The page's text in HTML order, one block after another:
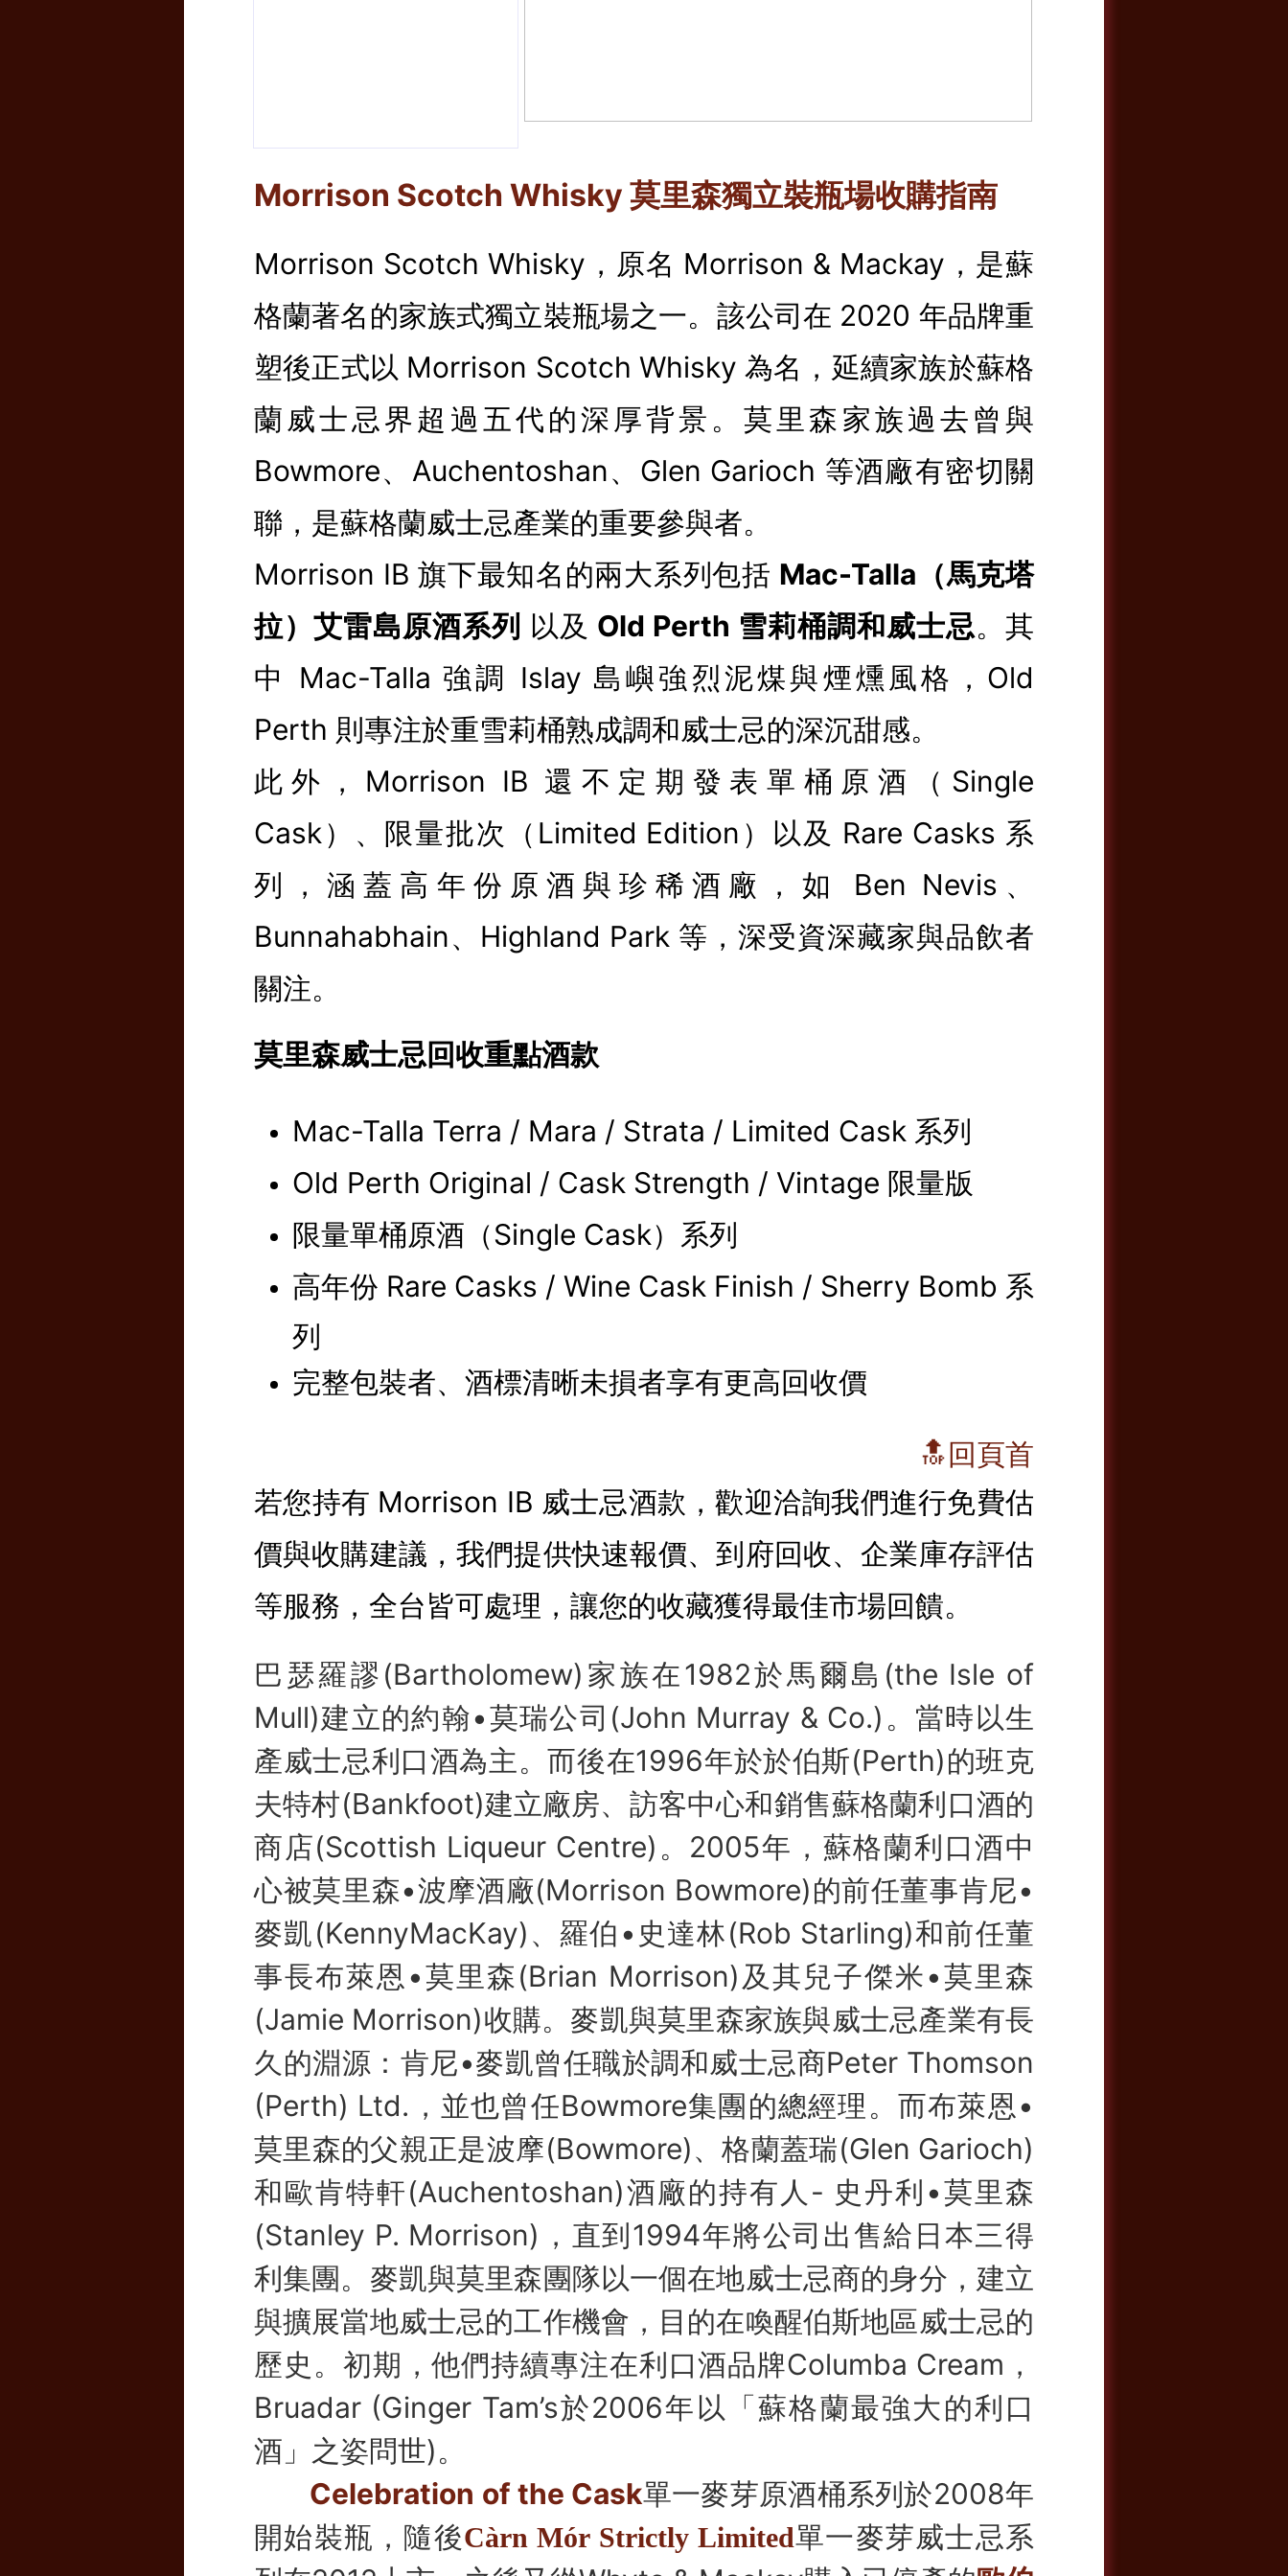
Morrison Scotch Whisky 莫里森獨立裝瓶場收購指南
Morrison Scotch Whisky，原名 Morrison & Mackay，是蘇
格蘭著名的家族式獨立裝瓶場之一。該公司在 2020 年品牌重
塑後正式以 Morrison Scotch Whisky 為名，延續家族於蘇格
蘭威士忌界超過五代的深厚背景。莫里森家族過去曾與
Bowmore、Auchentoshan、Glen Garioch 等酒廠有密切關
聯，是蘇格蘭威士忌產業的重要參與者。
Morrison IB 旗下最知名的兩大系列包括 Mac-Talla（馬克塔
拉）艾雷島原酒系列 以及 Old Perth 雪莉桶調和威士忌。其
中 Mac-Talla 強調 Islay 島嶼強烈泥煤與煙燻風格，Old
Perth 則專注於重雪莉桶熟成調和威士忌的深沉甜感。
此外，Morrison IB 還不定期發表單桶原酒（Single
Cask）、限量批次（Limited Edition）以及 Rare Casks 系
列，涵蓋高年份原酒與珍稀酒廠，如 Ben Nevis、
Bunnahabhain、Highland Park 等，深受資深藏家與品飲者
關注。
莫里森威士忌回收重點酒款
Mac-Talla Terra / Mara / Strata / Limited Cask 系列
Old Perth Original / Cask Strength / Vintage 限量版
限量單桶原酒（Single Cask）系列
高年份 Rare Casks / Wine Cask Finish / Sherry Bomb 系
列
完整包裝者、酒標清晰未損者享有更高回收價
🔝回頁首
若您持有 Morrison IB 威士忌酒款，歡迎洽詢我們進行免費估
價與收購建議，我們提供快速報價、到府回收、企業庫存評估
等服務，全台皆可處理，讓您的收藏獲得最佳市場回饋。
巴瑟羅謬(Bartholomew)家族在1982於馬爾島(the Isle of
Mull)建立的約翰•莫瑞公司(John Murray & Co.)。當時以生
產威士忌利口酒為主。而後在1996年於於伯斯(Perth)的班克
夫特村(Bankfoot)建立廠房、訪客中心和銷售蘇格蘭利口酒的
商店(Scottish Liqueur Centre)。2005年，蘇格蘭利口酒中
心被莫里森•波摩酒廠(Morrison Bowmore)的前任董事肯尼•
麥凱(KennyMacKay)、羅伯•史達林(Rob Starling)和前任董
事長布萊恩•莫里森(Brian Morrison)及其兒子傑米•莫里森
(Jamie Morrison)收購。麥凱與莫里森家族與威士忌產業有長
久的淵源：肯尼•麥凱曾任職於調和威士忌商Peter Thomson
(Perth) Ltd.，並也曾任Bowmore集團的總經理。而布萊恩•
莫里森的父親正是波摩(Bowmore)、格蘭蓋瑞(Glen Garioch)
和歐肯特軒(Auchentoshan)酒廠的持有人- 史丹利•莫里森
(Stanley P. Morrison)，直到1994年將公司出售給日本三得
利集團。麥凱與莫里森團隊以一個在地威士忌商的身分，建立
與擴展當地威士忌的工作機會，目的在喚醒伯斯地區威士忌的
歷史。初期，他們持續專注在利口酒品牌Columba Cream，
Bruadar (Ginger Tam’s於2006年以「蘇格蘭最強大的利口
酒」之姿問世)。
Celebration of the Cask單一麥芽原酒桶系列於2008年
開始裝瓶，隨後Càrn Mór Strictly Limited單一麥芽威士忌系